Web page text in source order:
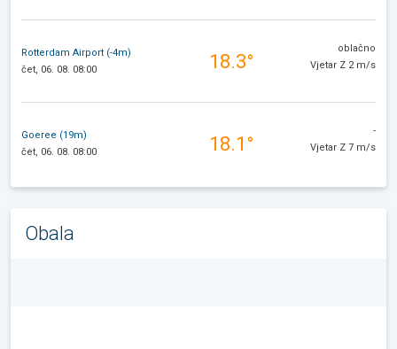
Rotterdam Airport (-4m)
čet, 06. 08. 08:00
18.3°
oblačno
Vjetar Z 2 m/s
Goeree (19m)
čet, 06. 08. 08:00
18.1°
-
Vjetar Z 7 m/s
Obala